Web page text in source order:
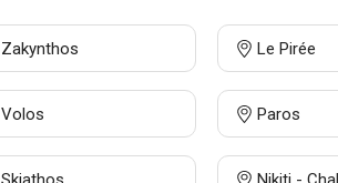
Zakynthos Le Pirée
Volos Paros